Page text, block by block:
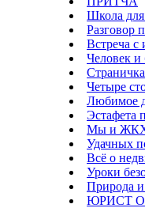
Школа для
Разговор
Встреча с
Человек и
Четыре
Любимое
Эстафета
Мы и
Удачных
Всё о
Уроки
Природа
ЮРИСТ